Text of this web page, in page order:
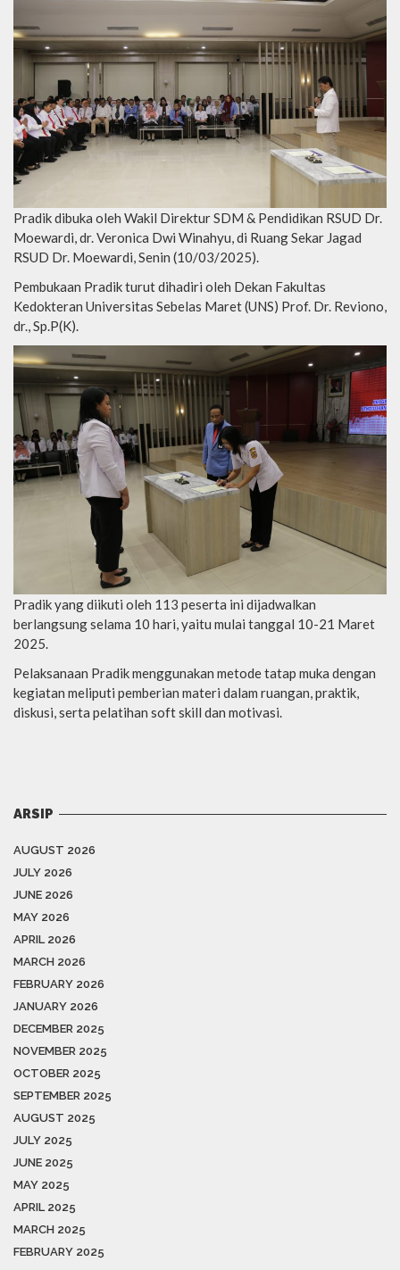
Pradik dibuka oleh Wakil Direktur SDM & Pendidikan RSUD Dr.
Moewardi, dr. Veronica Dwi Winahyu, di Ruang Sekar Jagad
RSUD Dr. Moewardi, Senin (10/03/2025).
Pembukaan Pradik turut dihadiri oleh Dekan Fakultas
Kedokteran Universitas Sebelas Maret (UNS) Prof. Dr. Reviono,
dr., Sp.P(K).
Pradik yang diikuti oleh 113 peserta ini dijadwalkan
berlangsung selama 10 hari, yaitu mulai tanggal 10-21 Maret
2025.
Pelaksanaan Pradik menggunakan metode tatap muka dengan
kegiatan meliputi pemberian materi dalam ruangan, praktik,
diskusi, serta pelatihan soft skill dan motivasi.
ARSIP
AUGUST 2026
JULY 2026
JUNE 2026
MAY 2026
APRIL 2026
MARCH 2026
FEBRUARY 2026
JANUARY 2026
DECEMBER 2025
NOVEMBER 2025
OCTOBER 2025
SEPTEMBER 2025
AUGUST 2025
JULY 2025
JUNE 2025
MAY 2025
APRIL 2025
MARCH 2025
FEBRUARY 2025